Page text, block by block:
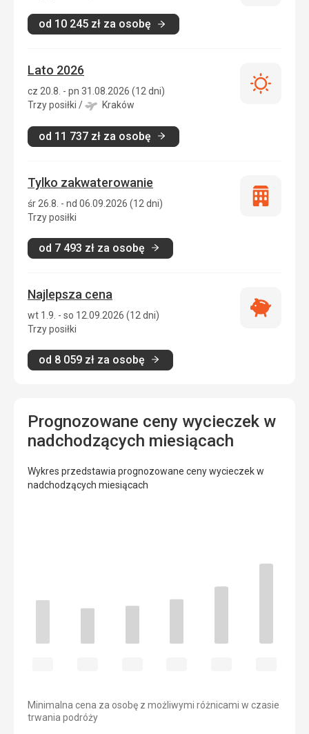
od 10 245 zł za osobę
Lato 2026
cz 20.8. - pn 31.08.2026 (12 dni)
Trzy posiłki / Kraków
od 11 737 zł za osobę
Lato
Tylko zakwaterowanie
śr 26.8. - nd 06.09.2026 (12 dni)
Trzy posiłki
od 7 493 zł za osobę
Tylko
Najlepsza cena
wt 1.9. - so 12.09.2026 (12 dni)
Trzy posiłki
od 8 059 zł za osobę
Najlepsza
Prognozowane ceny wycieczek w
nadchodzących miesiącach
Wykres przedstawia prognozowane ceny wycieczek w
nadchodzących miesiącach
Minimalna cena za osobę z możliwymi różnicami w czasie
trwania podróży